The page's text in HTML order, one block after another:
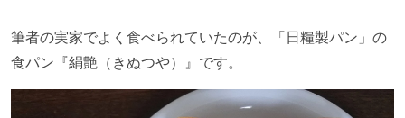
筆者の実家でよく食べられていたのが、「日糧製パン」の
食パン『絹艶（きぬつや）』です。